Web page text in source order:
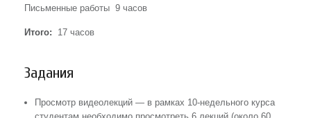
Письменные работы 9 часов
Итого: 17 часов
Задания
Просмотр видеолекций — в рамках 10-недельного курса